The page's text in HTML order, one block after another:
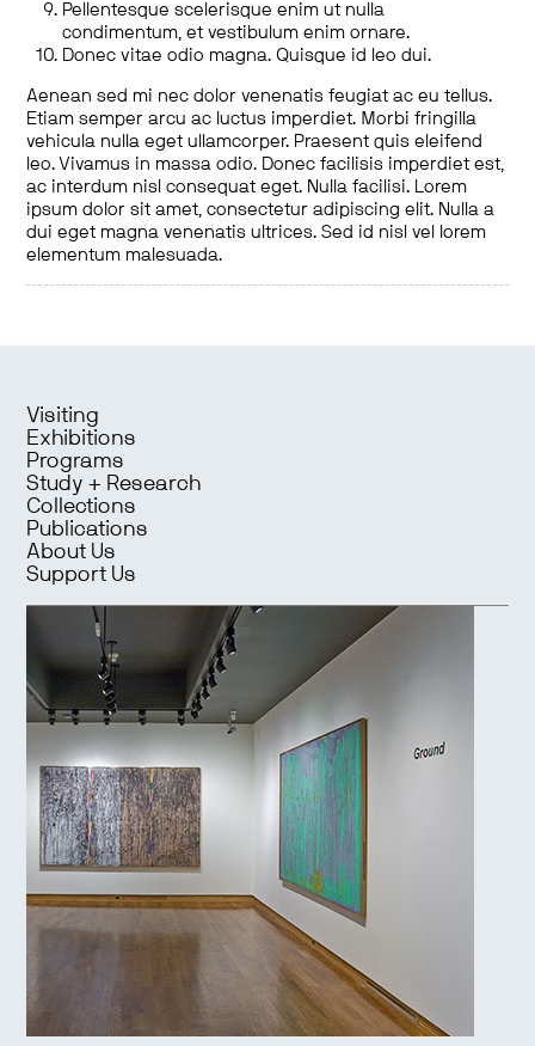
Pellentesque scelerisque enim ut nulla
condimentum, et vestibulum enim ornare.
Donec vitae odio magna. Quisque id leo dui.
Aenean sed mi nec dolor venenatis feugiat ac eu tellus.
Etiam semper arcu ac luctus imperdiet. Morbi fringilla
vehicula nulla eget ullamcorper. Praesent quis eleifend
leo. Vivamus in massa odio. Donec facilisis imperdiet est,
ac interdum nisl consequat eget. Nulla facilisi. Lorem
ipsum dolor sit amet, consectetur adipiscing elit. Nulla a
dui eget magna venenatis ultrices. Sed id nisl vel lorem
elementum malesuada.
Visiting
Exhibitions
Programs
Study + Research
Collections
Publications
About Us
Support Us